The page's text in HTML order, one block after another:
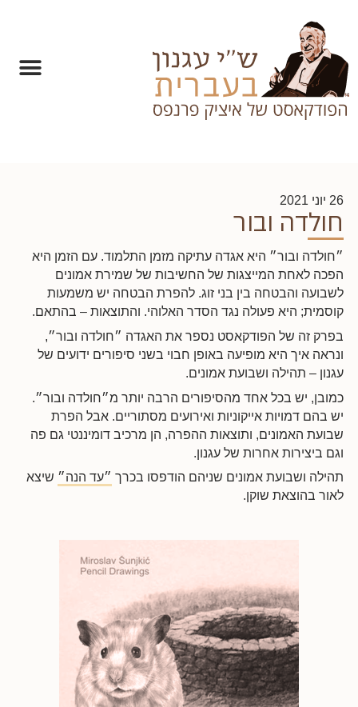
26 יוני 2021
חולדה ובור
״חולדה ובור״ היא אגדה עתיקה מזמן התלמוד. עם הזמן היא
הפכה לאחת המייצגות של החשיבות של שמירת אמונים
לשבועה והבטחה בין בני זוג. להפרת הבטחה יש משמעות
קוסמית; היא פעולה נגד הסדר האלוהי. והתוצאות – בהתאם.
בפרק זה של הפודקאסט נספר את האגדה ״חולדה ובור״,
ונראה איך היא מופיעה באופן חבוי בשני סיפורים ידועים של
עגנון – תהילה ושבועת אמונים.
כמובן, יש בכל אחד מהסיפורים הרבה יותר מ״חולדה ובור״.
יש בהם דמויות אייקוניות ואירועים מסתוריים. אבל הפרת
שבועת האמונים, ותוצאות ההפרה, הן מרכיב דומיננטי גם פה
וגם ביצירות אחרות של עגנון.
תהילה ושבועת אמונים שניהם הודפסו בכרך ״עד הנה״ שיצא
לאור בהוצאת שוקן.